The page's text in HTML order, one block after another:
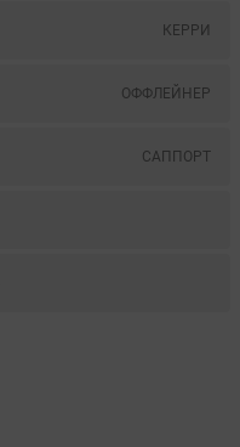
КЕРРИ
ОФФЛЕЙНЕР
CАППОРТ